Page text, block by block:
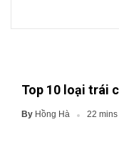
Top 10 loại trái
By Hồng Hà 22 mins